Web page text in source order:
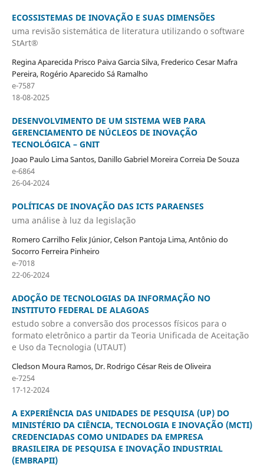
ECOSSISTEMAS DE INOVAÇÃO E SUAS DIMENSÕES
uma revisão sistemática de literatura utilizando o software
StArt®
Regina Aparecida Prisco Paiva Garcia Silva, Frederico Cesar Mafra
Pereira, Rogério Aparecido Sá Ramalho
e-7587
18-08-2025
DESENVOLVIMENTO DE UM SISTEMA WEB PARA
GERENCIAMENTO DE NÚCLEOS DE INOVAÇÃO
TECNOLÓGICA – GNIT
Joao Paulo Lima Santos, Danillo Gabriel Moreira Correia De Souza
e-6864
26-04-2024
POLÍTICAS DE INOVAÇÃO DAS ICTS PARAENSES
uma análise à luz da legislação
Romero Carrilho Felix Júnior, Celson Pantoja Lima, Antônio do
Socorro Ferreira Pinheiro
e-7018
22-06-2024
ADOÇÃO DE TECNOLOGIAS DA INFORMAÇÃO NO
INSTITUTO FEDERAL DE ALAGOAS
estudo sobre a conversão dos processos físicos para o
formato eletrônico a partir da Teoria Unificada de Aceitação
e Uso da Tecnologia (UTAUT)
Cledson Moura Ramos, Dr. Rodrigo César Reis de Oliveira
e-7254
17-12-2024
A EXPERIÊNCIA DAS UNIDADES DE PESQUISA (UP) DO
MINISTÉRIO DA CIÊNCIA, TECNOLOGIA E INOVAÇÃO (MCTI)
CREDENCIADAS COMO UNIDADES DA EMPRESA
BRASILEIRA DE PESQUISA E INOVAÇÃO INDUSTRIAL
(EMBRAPII)